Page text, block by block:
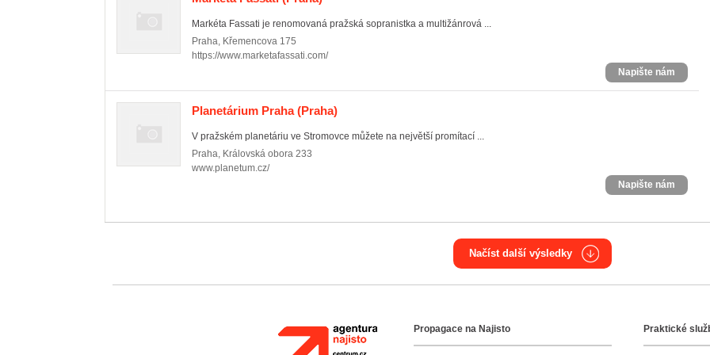
Markéta Fassati je renomovaná pražská sopranistka a multižánrová ...
Praha, Křemencova 175
https://www.marketafassati.com/
Napište nám
Planetárium Praha(Praha)
V pražském planetáriu ve Stromovce můžete na největší promítací ...
Praha, Královská obora 233
www.planetum.cz/
Napište nám
Načíst další výsledky
Agentura NajistoPropagace na Najisto Praktické